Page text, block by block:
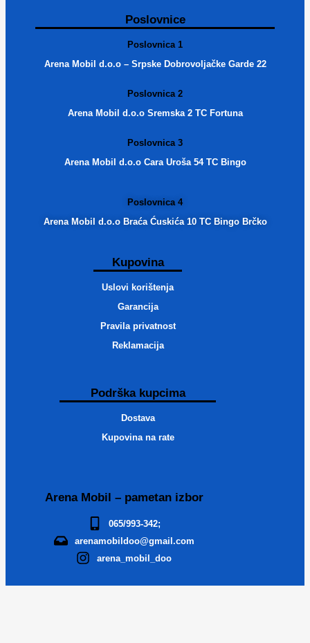
Poslovnice
Poslovnica 1
Arena Mobil d.o.o – Srpske Dobrovoljačke Garde 22
Poslovnica 2
Arena Mobil d.o.o Sremska 2 TC Fortuna
Poslovnica 3
Arena Mobil d.o.o Cara Uroša 54 TC Bingo
Poslovnica 4
Arena Mobil d.o.o Braća Ćuskića 10 TC Bingo Brčko
Kupovina
Uslovi korištenja
Garancija
Pravila privatnost
Reklamacija
Podrška kupcima
Dostava
Kupovina na rate
Arena Mobil – pametan izbor
065/993-342;
arenamobildoo@gmail.com
arena_mobil_doo